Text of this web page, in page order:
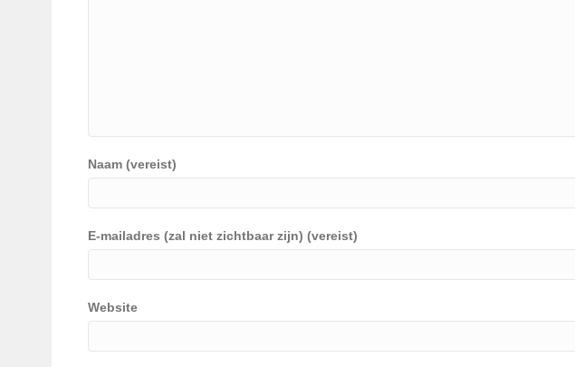
Naam (vereist)
E-mailadres (zal niet zichtbaar zijn) (vereist)
Website